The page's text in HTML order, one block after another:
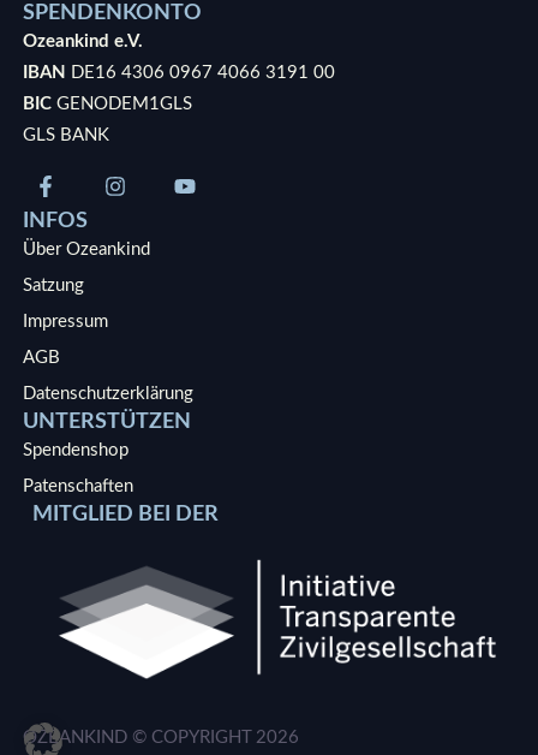
SPENDENKONTO
Ozeankind e.V.
IBAN
DE16 4306 0967 4066 3191 00
BICGENODEM1GLS
GLS BANK
INFOS
Über Ozeankind
Satzung
Impressum
AGB
Datenschutzerklärung
UNTERSTÜTZEN
Spendenshop
Patenschaften
MITGLIED BEI DER
OZEANKIND © COPYRIGHT 2026